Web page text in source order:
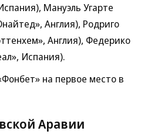
Мануэль Угарте
Англия), Родриго
Англия), Федерико
Испания).
на первое место в
Аравии